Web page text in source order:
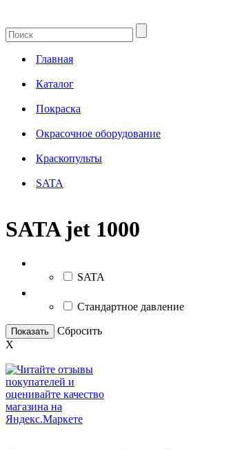
Главная
Каталог
Покраска
Окрасочное оборудование
Краскопульты
SATA
SATA jet 1000
SATA
Стандартное давление
Показать
Сбросить
X